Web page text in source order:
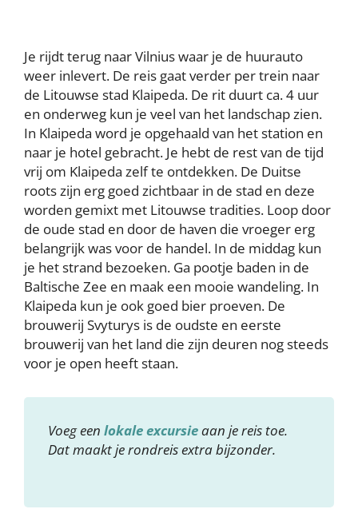
Je rijdt terug naar Vilnius waar je de huurauto
weer inlevert. De reis gaat verder per trein naar
de Litouwse stad Klaipeda. De rit duurt ca. 4 uur
en onderweg kun je veel van het landschap zien.
In Klaipeda word je opgehaald van het station en
naar je hotel gebracht. Je hebt de rest van de tijd
vrij om Klaipeda zelf te ontdekken. De Duitse
roots zijn erg goed zichtbaar in de stad en deze
worden gemixt met Litouwse tradities. Loop door
de oude stad en door de haven die vroeger erg
belangrijk was voor de handel. In de middag kun
je het strand bezoeken. Ga pootje baden in de
Baltische Zee en maak een mooie wandeling. In
Klaipeda kun je ook goed bier proeven. De
brouwerij Svyturys is de oudste en eerste
brouwerij van het land die zijn deuren nog steeds
voor je open heeft staan.
Voeg een lokale excursieaan je reis toe.
Dat maakt je rondreis extra bijzonder.